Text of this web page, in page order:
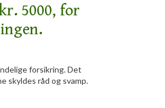
5000, for
forsikring. Det
skyldes råd og svamp.